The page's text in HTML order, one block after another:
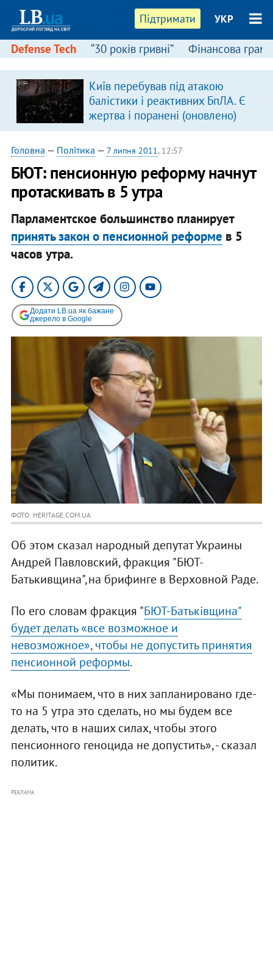
Підтримати УКР
Defense Tech “30 років гривні” Фінансова
Київ перебував під атакою
балістики і реактивних БпЛА. Є
жертва і поранені (оновлено)
Головна — Політика — 7 липня 2011, 12:57
БЮТ: пенсионную реформу начнут
протаскивать в 5 утра
Парламентское большинство планирует
принять закон о пенсионной реформе в 5
часов утра.
Додати LB.ua як бажане
джерело в Google
ФОТО: HERITAGE.COM.UA
Об этом сказал народный депутат Украины
Андрей Павловский, фракция "БЮТ-
Батькивщина",на брифинге в Верховной Раде.
По его словам фракция "БЮТ-Батьківщина"
будет делать «все возможное и
невозможное», чтобы не допустить принятия
пенсионной реформы.
«Мы понимаем, что в них запланировано где-
то на 5 утра это сделать, но мы будем все
делать, что в наших силах, чтобы этого
пенсионного геноцида не допустить», - сказал
политик.
РЕКЛАМА